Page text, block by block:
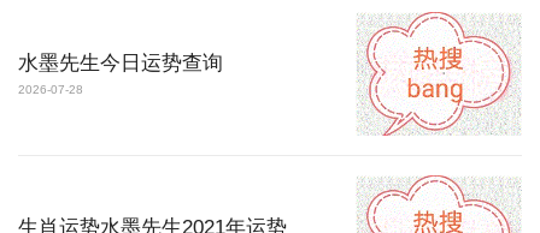
水墨先生今日运势查询
2026-07-28
生肖运势水墨先生2021年运势